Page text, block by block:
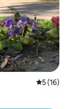
평점 5점
5 (16)